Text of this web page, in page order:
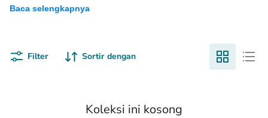
dapat menyampaikan naskah dengan lebih natural dan
Dengan desain presisi, kualitas kaca tinggi, serta kompatibilitas
dengan berbagai kamera dan workflow produksi, Autocue
Baca selengkapnya
Filter Sortir dengan
Koleksi ini kosong